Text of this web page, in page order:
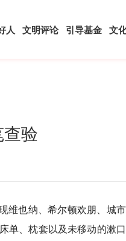
人 文明评论 引导基金 文
验
维也纳、希尔顿欢朋、城
单、枕套以及未移动的漱